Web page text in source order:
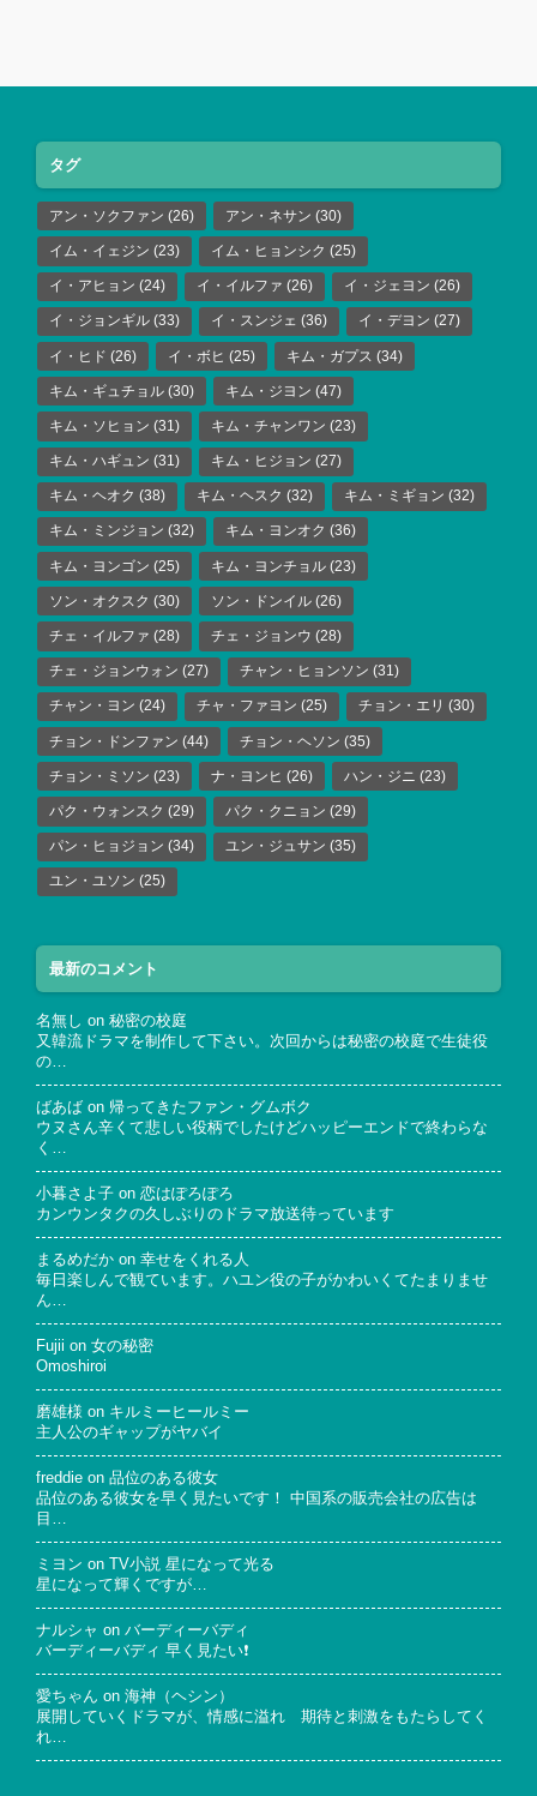
タグ
アン・ソクファン (26) アン・ネサン (30)
イム・イェジン (23) イム・ヒョンシク (25)
イ・アヒョン (24) イ・イルファ (26) イ・ジェヨン (26)
イ・ジョンギル (33) イ・スンジェ (36) イ・デヨン (27)
イ・ヒド (26) イ・ボヒ (25) キム・ガプス (34)
キム・ギュチョル (30) キム・ジヨン (47)
キム・ソヒョン (31) キム・チャンワン (23)
キム・ハギュン (31) キム・ヒジョン (27)
キム・ヘオク (38) キム・ヘスク (32) キム・ミギョン (32)
キム・ミンジョン (32) キム・ヨンオク (36)
キム・ヨンゴン (25) キム・ヨンチョル (23)
ソン・オクスク (30) ソン・ドンイル (26)
チェ・イルファ (28) チェ・ジョンウ (28)
チェ・ジョンウォン (27) チャン・ヒョンソン (31)
チャン・ヨン (24) チャ・ファヨン (25) チョン・エリ (30)
チョン・ドンファン (44) チョン・ヘソン (35)
チョン・ミソン (23) ナ・ヨンヒ (26) ハン・ジニ (23)
パク・ウォンスク (29) パク・クニョン (29)
パン・ヒョジョン (34) ユン・ジュサン (35)
ユン・ユソン (25)
最新のコメント
名無し on 秘密の校庭
又韓流ドラマを制作して下さい。次回からは秘密の校庭で生徒役
の…
ばあば on 帰ってきたファン・グムボク
ウヌさん辛くて悲しい役柄でしたけどハッピーエンドで終わらな
く…
小暮さよ子 on 恋はぽろぽろ
カンウンタクの久しぶりのドラマ放送待っています
まるめだか on 幸せをくれる人
毎日楽しんで観ています。ハユン役の子がかわいくてたまりませ
ん…
Fujii on 女の秘密
Omoshiroi
磨雄様 on キルミーヒールミー
主人公のギャップがヤバイ
freddie on 品位のある彼女
品位のある彼女を早く見たいです！ 中国系の販売会社の広告は
目…
ミヨン on
TV小説 星になって光る
星になって輝くですが…
ナルシャ on バーディーバディ
バーディーバディ 早く見たい❗
愛ちゃん on 海神（ヘシン）
展開していくドラマが、情感に溢れ 期待と刺激をもたらしてく
れ…